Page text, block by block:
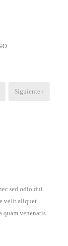
Siguiente ›
sed odio dui.
velit aliquet.
quam venenatis